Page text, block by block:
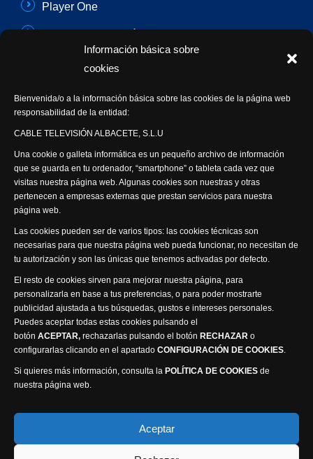
Información básica sobre
cookies
Bienvenida/o a la información básica sobre las cookies de la página web
responsabilidad de la entidad:
CABLE TELEVISIÓN ALBACETE, S.L.U
Una cookie o galleta informática es un pequeño archivo de información
que se guarda en tu ordenador, “smartphone” o tableta cada vez que
visitas nuestra página web. Algunas cookies son nuestras y otras
pertenecen a empresas externas que prestan servicios para nuestra
página web.
Las cookies pueden ser de varios tipos: las cookies técnicas son
necesarias para que nuestra página web pueda funcionar, no necesitan de
tu autorización y son las únicas que tenemos activadas por defecto.
El resto de cookies sirven para mejorar nuestra página, para
personalizarla en base a tus preferencias, o para poder mostrarte
publicidad ajustada a tus búsquedas, gustos e intereses personales.
Puedes aceptar todas estas cookies pulsando el
botón ACEPTAR, rechazarlas pulsando el botón RECHAZAR o
configurarlas clicando en el apartado CONFIGURACIÓN DE COOKIES.
Si quieres más información, consulta la POLÍTICA DE COOKIES de
nuestra página web.
Aceptar
Player One
Síguenos
Política de privacidad
Política de cookies
Accesibilidad
Compromiso con la protección de datos personales
Visión Seis Televisión © 2014 Parque Empresarial
Ajusa, Calle 1 nº1, Ctra. Ayora - km 2.2, 02006